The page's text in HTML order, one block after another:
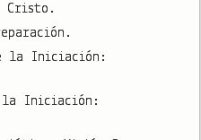
Cristo.
la Iniciación:
la Iniciación: